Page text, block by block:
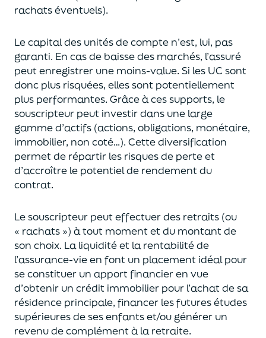
rachats éventuels).
Le capital des unités de compte n’est, lui, pas
garanti. En casde baisse des marchés, l’assuré
peut enregistrer une moins-value. Si les UC sont
donc plus risquées, elles sont potentiellement
plus performantes. Grâce à ces supports, le
souscripteur peut investir dans une large
gamme d’actifs (actions, obligations, monétaire,
immobilier, non coté…). Cette diversification
permet de répartir les risques de perte et
d’accroître le potentielde rendement du
contrat.
Le souscripteur peut effectuer des retraits (ou
« rachats ») à tout moment et du montant de
son choix. Laliquiditéet la rentabilité de
l’assurance-vie en font un placement idéal pour
se constituer un apport financier en vue
d’obtenir un crédit immobilier pour l’achat desa
résidence principale, financer les futures études
supérieures de ses enfantset/ou générer un
revenu de complément à la retraite.